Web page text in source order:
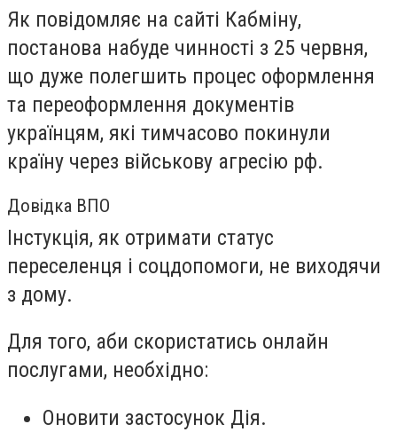
Як повідомляє на сайті Кабміну,
постанова набуде чинності з 25 червня,
що дуже полегшить процес оформлення
та переоформлення документів
українцям, які тимчасово покинули
країну через військову агресію рф.
Довідка ВПО
Інстукція, як отримати статус
переселенця і соцдопомоги, не виходячи
з дому.
Для того, аби скористатись онлайн
послугами, необхідно:
Оновити застосунок Дія.